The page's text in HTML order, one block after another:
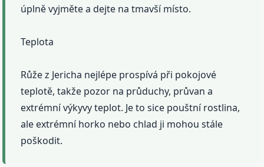
úplně vyjměte a dejte na tmavší místo.
Teplota
Růže z Jericha nejlépe prospívá při pokojové
teplotě, takže pozor na průduchy, průvan a
extrémní výkyvy teplot. Je to sice pouštní rostlina,
ale extrémní horko nebo chlad ji mohou stále
poškodit.